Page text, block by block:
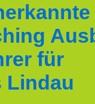
für
Lindau